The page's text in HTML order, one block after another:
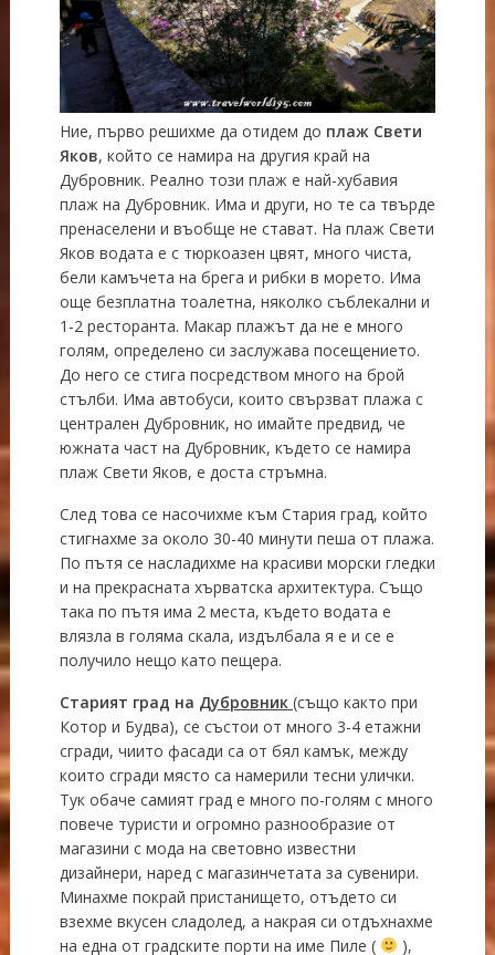
Ние, първо решихме да отидем до плаж Свети
Яков, който се намира на другия край на
Дубровник. Реално този плаж е най-хубавия
плаж на Дубровник. Има и други, но те са твърде
пренаселени и въобще не стават. На плаж Свети
Яков водата е с тюркоазен цвят, много чиста,
бели камъчета на брега и рибки в морето. Има
още безплатна тоалетна, няколко съблекални и
1-2 ресторанта. Макар плажът да не е много
голям, определено си заслужава посещението.
До него се стига посредством много на брой
стълби. Има автобуси, които свързват плажа с
централен Дубровник, но имайте предвид, че
южната част на Дубровник, където се намира
плаж Свети Яков, е доста стръмна.
След това се насочихме към Стария град, който
стигнахме за около 30-40 минути пеша от плажа.
По пътя се насладихме на красиви морски гледки
и на прекрасната хърватска архитектура. Също
така по пътя има 2 места, където водата е
влязла в голяма скала, издълбала я е и се е
получило нещо като пещера.
Старият град на Дубровник (също както при
Котор и Будва), се състои от много 3-4 етажни
сгради, чиито фасади са от бял камък, между
които сгради място са намерили тесни улички.
Тук обаче самият град е много по-голям с много
повече туристи и огромно разнообразие от
магазини с мода на световно известни
дизайнери, наред с магазинчетата за сувенири.
Минахме покрай пристанището, отъдето си
взехме вкусен сладолед, а накрая си отдъхнахме
на една от градските порти на име Пиле (
),